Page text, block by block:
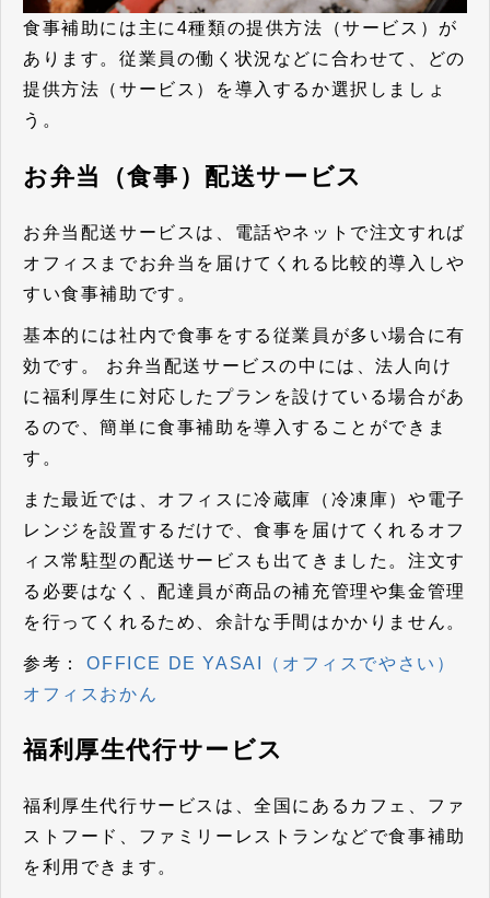
食事補助には主に4種類の提供方法（サービス）が
あります。従業員の働く状況などに合わせて、どの
提供方法（サービス）を導入するか選択しましょ
う。
お弁当（食事）配送サービス
お弁当配送サービスは、電話やネットで注文すれば
オフィスまでお弁当を届けてくれる比較的導入しや
すい食事補助です。
基本的には社内で食事をする従業員が多い場合に有
効です。 お弁当配送サービスの中には、法人向け
に福利厚生に対応したプランを設けている場合があ
るので、簡単に食事補助を導入することができま
す 。
また最近では、オフィスに冷蔵庫（冷凍庫）や電子
レンジを設置するだけで、食事を届けてくれるオフ
ィス常駐型の配送サービスも出てきました。注文す
る必要はなく、配達員が商品の補充管理や集金管理
を行ってくれるため、余計な手間はかかりません。
参考：OFFICE DE YASAI（オフィスでやさい）
オフィスおかん
福利厚生代行サービス
福利厚生代行サービスは、全国にあるカフェ、ファ
ストフード、ファミリーレストランなどで食事補助
を利用できます 。